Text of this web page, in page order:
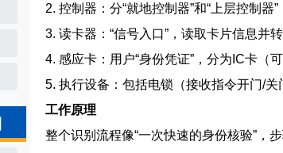
2. 控制器：分“就地控制器”和“上层控制
3. 读卡器：“信号入口”，读取卡片信息并
4. 感应卡：用户“身份凭证”，分为IC卡（
5. 执行设备：包括电锁（接收指令开门/关
工作原理
整个识别流程像“一次快速的身份核验”，